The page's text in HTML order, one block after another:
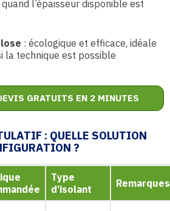
l’épaisseur disponible est
: écologique et efficace, idéale
la technique est possible
GRATUITS EN 2 MINUTES
: QUELLE SOLUTION
?
Type
d’isolant
Remarques